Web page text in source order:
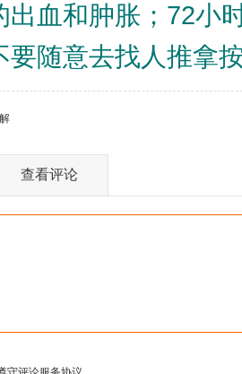
出血和肿胀；72小
要随意去找人推拿
查看评论